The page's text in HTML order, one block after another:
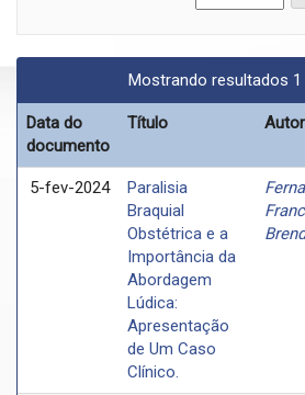
Mostrando resultados 1
Data do
documento
Título
5-fev-2024
Paralisia
Braquial
Obstétrica e a
Importância da
Abordagem
Lúdica:
Apresentação
de Um Caso
Clínico.